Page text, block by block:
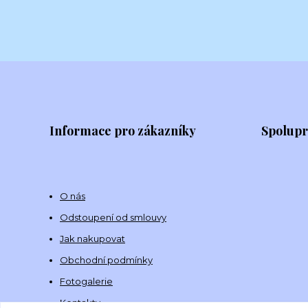
Informace pro zákazníky
O nás
Odstoupení od smlouvy
Jak nakupovat
Obchodní podmínky
Fotogalerie
Kontakty